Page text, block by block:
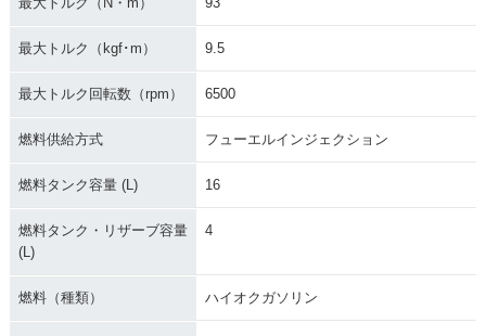
最大トルク（kgf･m） 9.5
最大トルク回転数（rpm） 6500
燃料供給方式 フューエルインジェクション
燃料タンク容量 (L) 16
燃料タンク・リザーブ容量
(L)
4
燃料（種類） ハイオクガソリン